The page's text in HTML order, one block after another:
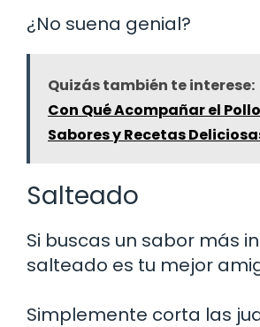
¿No suena genial?
Quizás también te interese:
Con Qué Acompañar el
Sabores y Recetas
Salteado
Si buscas un sabor más
salteado es tu mejor
Simplemente corta las